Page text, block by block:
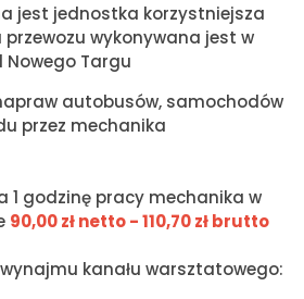
jest jednostka korzystniejsza
przewozu wykonywana jest w
Targu
autobusów, samochodów
przez mechanika
1 godzinę pracy mechanika w
90,00 zł netto - 110,70 zł brutto
wynajmu kanału warsztatowego: